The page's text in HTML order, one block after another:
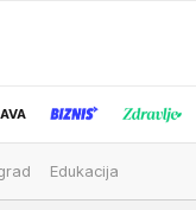
Edukacija